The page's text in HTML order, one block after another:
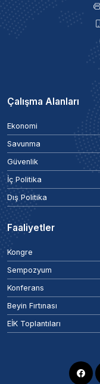
Çalışma Alanları
Ekonomi
Savunma
Güvenlik
İç Politika
Dış Politika
Faaliyetler
Kongre
Sempozyum
Konferans
Beyin Fırtınası
EİK Toplantıları